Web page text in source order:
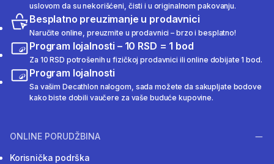
uslovom da su nekorišćeni, čisti i u originalnom pakovanju.
Besplatno preuzimanje u prodavnici
Naručite online, preuzmite u prodavnici – brzo i besplatno!
Program lojalnosti – 10 RSD = 1 bod
Za 10 RSD potrošenih u fizičkoj prodavnici ili online dobijate 1 bod.
Program lojalnosti
Sa vašim Decathlon nalogom, sada možete da sakupljate bodove
kako biste dobili vaučere za vaše buduće kupovine.
ONLINE PORUDŽBINA
Korisnička podrška